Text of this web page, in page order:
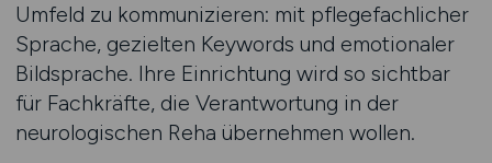
Umfeld zu kommunizieren: mit pflegefachlicher
Sprache, gezielten Keywords und emotionaler
Bildsprache. Ihre Einrichtung wird so sichtbar
für Fachkräfte, die Verantwortung in der
neurologischen Reha übernehmen wollen.